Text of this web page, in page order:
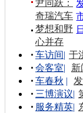
尹同跃：
奇瑞汽车
梦想和野
心并存
车访间| 于
会客室|
新
车春秋 |
三博演议|
服务精英|